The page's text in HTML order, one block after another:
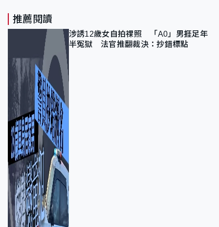
推薦閱讀
涉誘12歲女自拍祼照 「A0」男捱足年
半冤獄 法官推翻裁決：抄錯標點